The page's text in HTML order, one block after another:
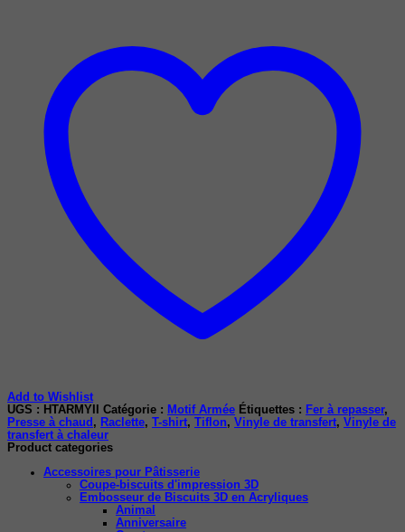
Add to Wishlist
UGS : HTARMYII Catégorie : Motif Armée Étiquettes : Fer à repasser,
Presse à chaud , Raclette, T-shirt, Tiflon, Vinyle de transfert, Vinyle de
transfert à chaleur
Product categories
Accessoires pour Pâtisserie
Coupe-biscuits d'impression 3D
Embosseur de Biscuits 3D en Acryliques
Animal
Anniversaire